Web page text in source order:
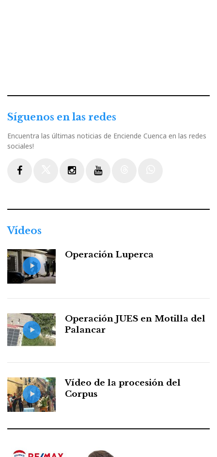
Síguenos en las redes
Encuentra las últimas noticias de Enciende Cuenca en las redes
sociales!
Vídeos
Operación Luperca
Operación JUES en Motilla del
Palancar
Vídeo de la procesión del
Corpus